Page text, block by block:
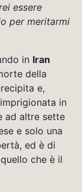
essere
per meritarmi
in Iran
della
e,
in
ad altre sette
e solo una
ed è di
che è il